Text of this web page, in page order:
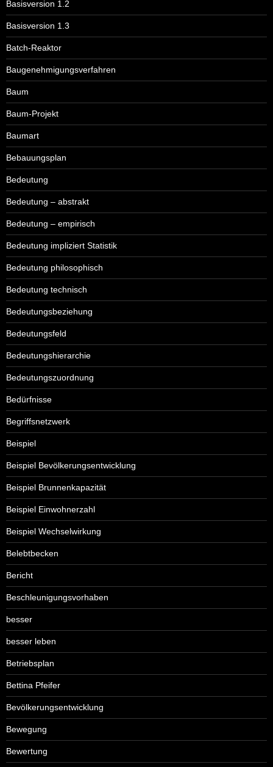
Basisversion 1.2
Basisversion 1.3
Batch-Reaktor
Baugenehmigungsverfahren
Baum
Baum-Projekt
Baumart
Bebauungsplan
Bedeutung
Bedeutung – abstrakt
Bedeutung – empirisch
Bedeutung impliziert Statistik
Bedeutung philosophisch
Bedeutung technisch
Bedeutungsbeziehung
Bedeutungsfeld
Bedeutungshierarchie
Bedeutungszuordnung
Bedürfnisse
Begriffsnetzwerk
Beispiel
Beispiel Bevölkerungsentwicklung
Beispiel Brunnenkapazität
Beispiel Einwohnerzahl
Beispiel Wechselwirkung
Belebtbecken
Bericht
Beschleunigungsvorhaben
besser
besser leben
Betriebsplan
Bettina Pfeifer
Bevölkerungsentwicklung
Bewegung
Bewertung